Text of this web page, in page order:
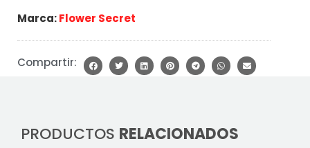
Marca:Flower Secret
Compartir:
PRODUCTOS RELACIONADOS